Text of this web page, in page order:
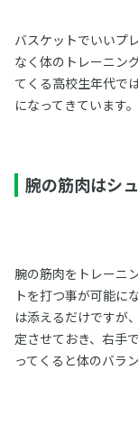
バスケットでいいプ
なく体のトレーニン
てくる高校生年代で
になってきています。
腕の筋肉はシ
腕の筋肉をトレーニ
トを打つ事が可能に
は添えるだけですが
定させておき、右手
ってくると体のバラ